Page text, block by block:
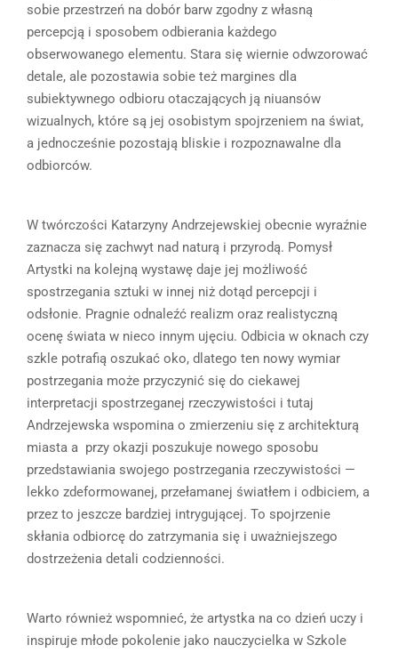
sobie przestrzeń na dobór barw zgodny z własną
percepcją i sposobem odbierania każdego
obserwowanego elementu. Stara się wiernie odwzorować
detale, ale pozostawia sobie też margines dla
subiektywnego odbioru otaczających ją niuansów
wizualnych, które są jej osobistym spojrzeniem na świat,
a jednocześnie pozostają bliskie i rozpoznawalne dla
odbiorców.
W twórczości Katarzyny Andrzejewskiej obecnie wyraźnie
zaznacza się zachwyt nad naturą i przyrodą. Pomysł
Artystki na kolejną wystawę daje jej możliwość
spostrzegania sztuki w innej niż dotąd percepcji i
odsłonie. Pragnie odnaleźć realizm oraz realistyczną
ocenę świata w nieco innym ujęciu. Odbicia w oknach czy
szkle potrafią oszukać oko, dlatego ten nowy wymiar
postrzegania może przyczynić się do ciekawej
interpretacji spostrzeganej rzeczywistości i tutaj
Andrzejewska wspomina o zmierzeniu się z architekturą
miasta a przy okazji poszukuje nowego sposobu
przedstawiania swojego postrzegania rzeczywistości —
lekko zdeformowanej, przełamanej światłem i odbiciem, a
przez to jeszcze bardziej intrygującej. To spojrzenie
skłania odbiorcę do zatrzymania się i uważniejszego
dostrzeżenia detali codzienności.
Warto również wspomnieć, że artystka na co dzień uczy i
inspiruje młode pokolenie jako nauczycielka w Szkole